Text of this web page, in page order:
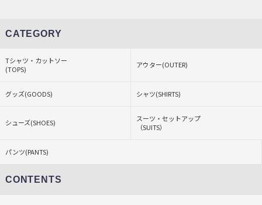
CATEGORY
Tシャツ・カットソー
(TOPS)
アウター(OUTER)
グッズ(GOODS) シャツ(SHIRTS)
シューズ(SHOES)
スーツ・セットアップ
（SUITS）
パンツ(PANTS)
CONTENTS